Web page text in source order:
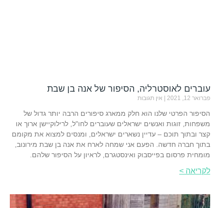
עוברים לאוסטרליה, הסיפור של אנה בן שבת
פברואר 12, 2021 אין תגובות
הסיפור הפרטי שלנו הוא חלק ממארג סיפורים הרבה יותר גדול של
משפחות, זוגות ואנשים ישראלים שעוברים לחו"ל, לרילוקיישן ארוך או
קצר ובתוך תוכם – עדיין נשארים ישראלים, ומנסים למצוא את מקומם
בתוך חברה חדשה. הפעם אני שמחה לארח את אנה בן שבת מירונוב,
מומחית פרסום בפייסבוק ואינסטגרם, לראיון על הסיפור שלהם.
לקריאה >